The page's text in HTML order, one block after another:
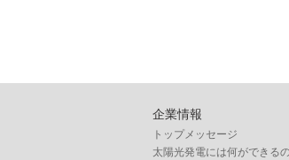
企業情報
トップメッセージ
太陽光発電には何ができる